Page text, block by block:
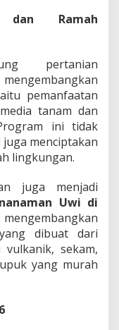
dan Ramah
pertanian
pemanfaatan
tanam dan
ini tidak
menciptakan
lingkungan.
juga menjadi
Uwi di
dibuat dari
sekam,
yang murah